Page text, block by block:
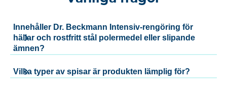
Innehåller Dr. Beckmann Intensiv-rengöring för
hällar och rostfritt stål polermedel eller slipande
ämnen?
Vilka typer av spisar är produkten lämplig för?